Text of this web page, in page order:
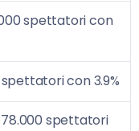
spettatori con
con 3.9%
spettatori